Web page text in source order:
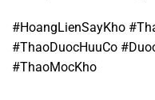
#HoangLienSayKho
#ThaoDuocHuuCo
#ThaoMocKho